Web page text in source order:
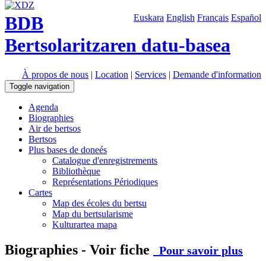
Euskara English Français Español
BDB
Bertsolaritzaren datu-basea
À propos de nous | Location | Services | Demande d'information
Toggle navigation
Agenda
Biographies
Air de bertsos
Bertsos
Plus bases de doneés
Catalogue d'enregistrements
Bibliothèque
Représentations Périodiques
Cartes
Map des écoles du bertsu
Map du bertsularisme
Kulturartea mapa
Biographies - Voir fiche
Pour savoir plus